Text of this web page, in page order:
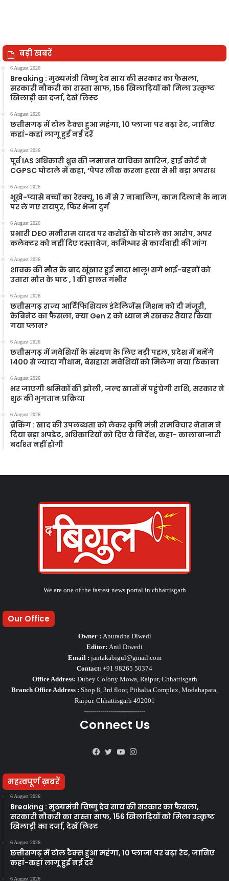
बड़ी खबरें
6 August 2026
Breaking : मुख्यमंत्री विष्णु देव साय की सरकार का फैसला,
सरकारी नौकरी का रास्ता साफ, 156 खिलाड़ियों को मिला उत्कृष्ट
खिलाड़ी का दर्जा, देखें लिस्‍ट
6 August 2026
छत्तीसगढ़ में टोल टैक्स हुआ महंगा, 10 प्लाजा पर बढ़ा रेट, जानिए
कहां-कहां लागू हुईं नई दरें
6 August 2026
पूर्व IAS अधिकारी ध्रुव की जमानत याचिका खारिज, हाई कोर्ट ने
CGPSC घोटाले में कहा, ‘पेपर लीक करना हत्या से भी बड़ा अपराध
6 August 2026
भूखे-प्यासे बच्चों का रेस्क्यू, 16 में से 7 नाबालिग, काम दिलाने के नाम
पर ले गए रायपुर, फिर भेजा दुर्ग
6 August 2026
प्रभारी DEO मनीराम यादव पर करोड़ों के घोटाले का आरोप, अपर
कलेक्टर को नहीं दिए दस्तावेज, कमिश्नर से कार्यवाही की मांग
6 August 2026
शावक की मौत के बाद खूंखार हुई मादा भालू! सगे भाई-बहनों को
उतारा मौत के घाट , 1 की हालत गंभीर
6 August 2026
छत्तीसगढ़ राज्य आर्टिफिशियल इंटेलिजेंस मिशन को दी मंजूरी,
केबिनेट का फैसला, क्या Gen Z को ध्यान में रखकर तैयार किया
गया प्लान?
6 August 2026
छत्तीसगढ़ में मवेशियों के संरक्षण के लिए बड़ी पहल, प्रदेश में बनेंगे
1400 से ज्यादा गौधाम, बेसहारा मवेशियों को मिलेगा नया ठिकाना
6 August 2026
भर जाएगी श्रमिकों की झोली, जल्द खातों में पहुंचेगी राशि, सरकार ने
शुरू की भुगतान प्रक्रिया
6 August 2026
ब्रेकिंग : खाद की उपलब्धता को लेकर कृषि मंत्री रामविचार नेताम ने
दिया बड़ा अपडेट, अधिकारियों को दिए ये निर्देश, कहा- कालाबाजारी
बर्दाश्त नहीं होगी
We are one of the fastest news portal in chhattisgarh
Our Office
Owner : Anuradha Diwedi
Editor: Anil Diwedi
Email : jantakabigul@gmail.com
Contact: +91 98265 50374
Office Address: Dubey Colony Mowa, Raipur, Chhattisgarh
Branch Office Address : Shop 8, 3rd floor, Pithalia Complex, Modahapara,
Raipur. Chhattisgarh 492001
------------------------------
Connect Us
Facebook
TwitterYouTube
महत्वपूर्ण ख़बरें
6 August 2026
Breaking : मुख्यमंत्री विष्णु देव साय की सरकार का फैसला,
सरकारी नौकरी का रास्ता साफ, 156 खिलाड़ियों को मिला उत्कृष्ट
खिलाड़ी का दर्जा, देखें लिस्‍ट
6 August 2026
छत्तीसगढ़ में टोल टैक्स हुआ महंगा, 10 प्लाजा पर बढ़ा रेट, जानिए
कहां-कहां लागू हुईं नई दरें
6 August 2026